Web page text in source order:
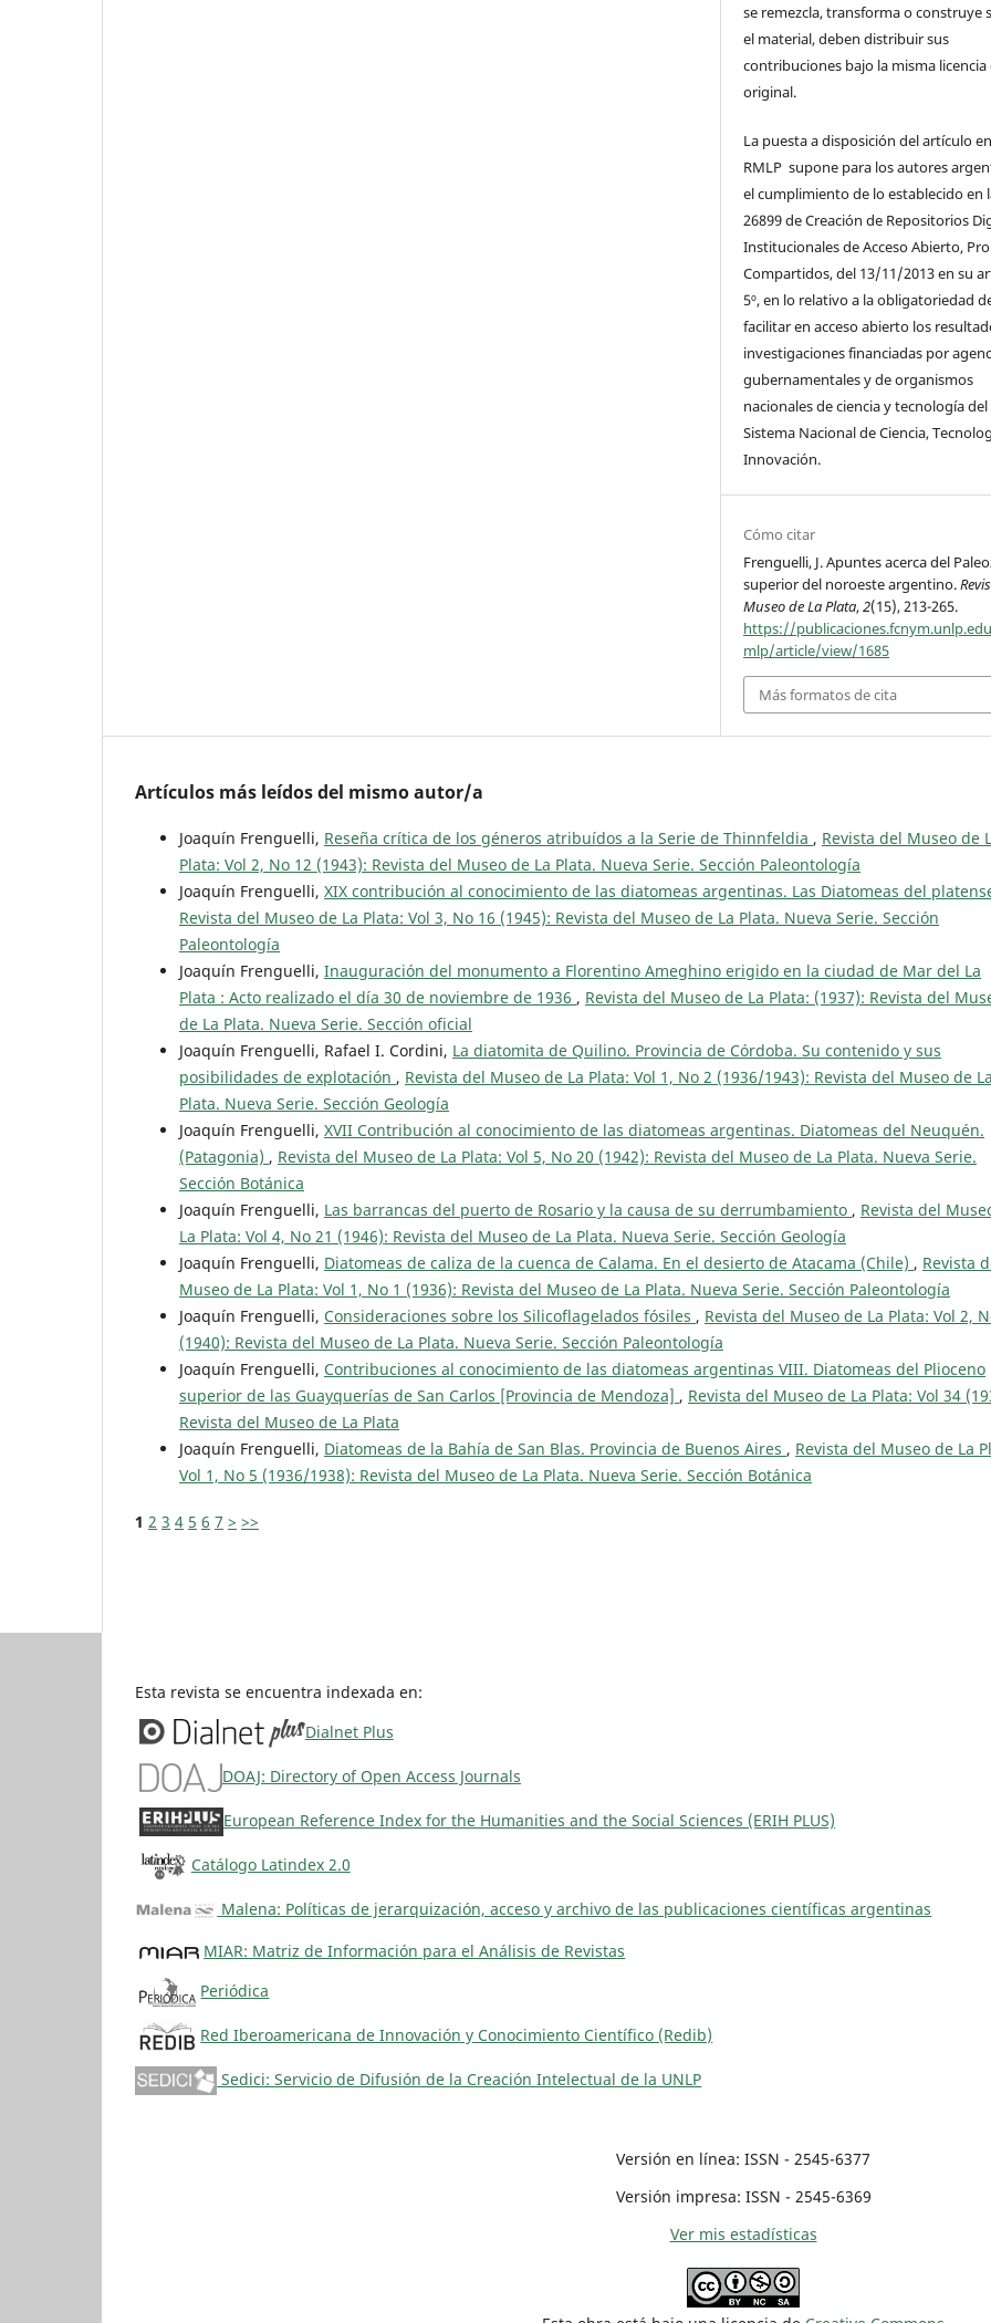
se remezcla, transforma o construye
el material, deben distribuir sus
contribuciones bajo la misma licencia
original.
La puesta a disposición del artículo
RMLP supone para los autores
el cumplimiento de lo establecido en
26899 de Creación de Repositorios
Institucionales de Acceso Abierto,
Compartidos, del 13/11/2013 en su
5º, en lo relativo a la obligatoriedad
facilitar en acceso abierto los
investigaciones financiadas por
gubernamentales y de organismos
nacionales de ciencia y tecnología del
Sistema Nacional de Ciencia,
Innovación.
Cómo citar
Frenguelli, J. Apuntes acerca del
superior del noroeste argentino.
Museo de La Plata,2(15), 213-265.
https://
mlp/article/view/1685
Más formatos de cita
Artículos más leídos del mismo autor/a
Joaquín Frenguelli, Reseña crítica de los géneros atribuídos a la Serie de Thinnfeldia , Revista del Museo de
Plata: Vol 2, No 12 (1943): Revista del Museo de La Plata. Nueva Serie. Sección Paleontología
Joaquín Frenguelli, XIX contribución al conocimiento de las diatomeas argentinas. Las Diatomeas del
Revista del Museo de La Plata: Vol 3, No 16 (1945): Revista del Museo de La Plata. Nueva Serie. Sección
Paleontología
Joaquín Frenguelli, Inauguración del monumento a Florentino Ameghino erigido en la ciudad de Mar del La
Plata : Acto realizado el día 30 de noviembre de 1936 , Revista del Museo de La Plata: (1937): Revista del
de La Plata. Nueva Serie. Sección oficial
Joaquín Frenguelli, Rafael I. Cordini, La diatomita de Quilino. Provincia de Córdoba. Su contenido y sus
posibilidades de explotación , Revista del Museo de La Plata: Vol 1, No 2 (1936/1943): Revista del Museo de La
Plata. Nueva Serie. Sección Geología
Joaquín Frenguelli, XVII Contribución al conocimiento de las diatomeas argentinas. Diatomeas del Neuquén.
(Patagonia) , Revista del Museo de La Plata: Vol 5, No 20 (1942): Revista del Museo de La Plata. Nueva Serie.
Sección Botánica
Joaquín Frenguelli, Las barrancas del puerto de Rosario y la causa de su derrumbamiento , Revista del
La Plata: Vol 4, No 21 (1946): Revista del Museo de La Plata. Nueva Serie. Sección Geología
Joaquín Frenguelli, Diatomeas de caliza de la cuenca de Calama. En el desierto de Atacama (Chile) , Revista
Museo de La Plata: Vol 1, No 1 (1936): Revista del Museo de La Plata. Nueva Serie. Sección Paleontología
Joaquín Frenguelli, Consideraciones sobre los Silicoflagelados fósiles , Revista del Museo de La Plata: Vol 2,
(1940): Revista del Museo de La Plata. Nueva Serie. Sección Paleontología
Joaquín Frenguelli, Contribuciones al conocimiento de las diatomeas argentinas VIII. Diatomeas del Plioceno
superior de las Guayquerías de San Carlos [Provincia de Mendoza] , Revista del Museo de La Plata: Vol 34
Revista del Museo de La Plata
Joaquín Frenguelli, Diatomeas de la Bahía de San Blas. Provincia de Buenos Aires , Revista del Museo de La
Vol 1, No 5 (1936/1938): Revista del Museo de La Plata. Nueva Serie. Sección Botánica
1 2 3 4 5 6 7 > >>
Esta revista se encuentra indexada en:
Dialnet Plus
DOAJ: Directory of Open Access Journals
European Reference Index for the Humanities and the Social Sciences (ERIH PLUS)
Catálogo Latindex 2.0
Malena: Políticas de jerarquización, acceso y archivo de las publicaciones científicas argentinas
MIAR: Matriz de Información para el Análisis de Revistas
Periódica
Red Iberoamericana de Innovación y Conocimiento Científico (Redib)
Sedici: Servicio de Difusión de la Creación Intelectual de la UNLP
Versión en línea: ISSN - 2545-6377
Versión impresa: ISSN - 2545-6369
Ver mis estadísticas